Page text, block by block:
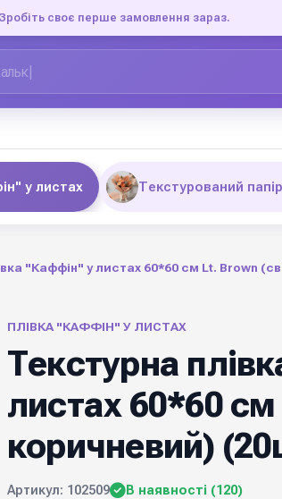
своє перше замовлення зараз.
у листах Текстурований
"Каффін" у листах 60*60 см Lt. Brown
ПЛІВКА "КАФФІН" У ЛИСТАХ
Текстурна
листах 60*60
коричневий)
Артикул: 102509 В наявності (120)